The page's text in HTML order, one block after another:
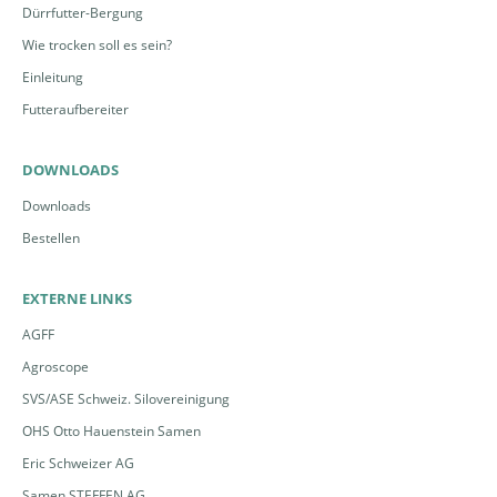
►https://shop.fibl.org/chde/1237-ackerkulturen.html
(mit Gratis-Download).
welche diesen Vorgaben gerecht werden.
Dürrfutter-Bergung
Wie trocken soll es sein?
Einleitung
Futteraufbereiter
DOWNLOADS
Downloads
Bestellen
EXTERNE LINKS
AGFF
Agroscope
SVS/ASE Schweiz. Silovereinigung
OHS Otto Hauenstein Samen
Eric Schweizer AG